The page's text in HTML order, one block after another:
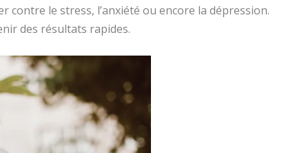
le stress, l’anxiété ou encore la dépression.
des résultats rapides.